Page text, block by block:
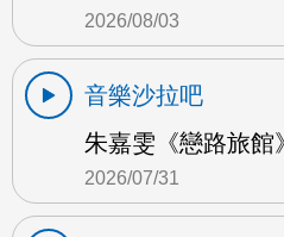
2026/08/03
音樂沙拉吧
朱嘉雯《戀路旅館
2026/07/31